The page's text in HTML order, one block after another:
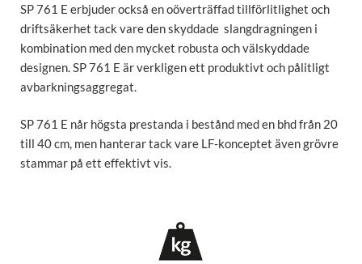
SP 761 E erbjuder också en oöverträffad tillförlitlighet och
driftsäkerhet tack vare den skyddade slangdragningen i
kombination med den mycket robusta och välskyddade
designen. SP 761 E är verkligen ett produktivt och pålitligt
avbarkningsaggregat.
SP 761 E når högsta prestanda i bestånd med en bhd från 20
till 40 cm, men hanterar tack vare LF-konceptet även grövre
stammar på ett effektivt vis.